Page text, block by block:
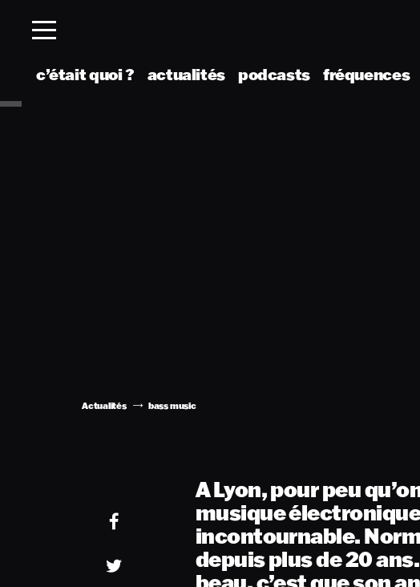
c’était quoi ? actualités podcasts fréquences
Actualités bass music
A Lyon, pour peu
musique
incontournable.
depuis plus de 20